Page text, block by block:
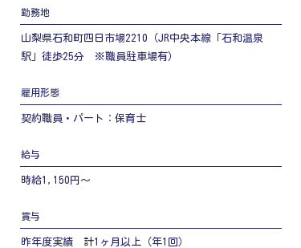
勤務地
山梨県石和町四日市場2210（JR中央本線「石和温泉
駅」徒歩25分 ※職員駐車場有）
雇用形態
契約職員・パート：保育士
給与
時給1,150円～
賞与
昨年度実績 計1ヶ月以上（年1回）